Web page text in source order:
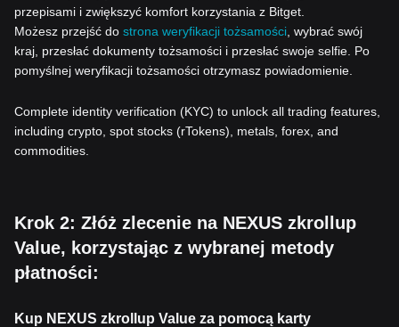
przepisami i zwiększyć komfort korzystania z Bitget.
Możesz przejść do strona weryfikacji tożsamości , wybrać swój
kraj, przesłać dokumenty tożsamości i przesłać swoje selfie. Po
pomyślnej weryfikacji tożsamości otrzymasz powiadomienie.
Complete identity verification (KYC) to unlock all trading features,
including crypto, spot stocks (rTokens), metals, forex, and
commodities.
Krok 2: Złóż zlecenie na NEXUS zkrollup
Value, korzystając z wybranej metody
płatności:
Kup NEXUS zkrollup Value za pomocą karty